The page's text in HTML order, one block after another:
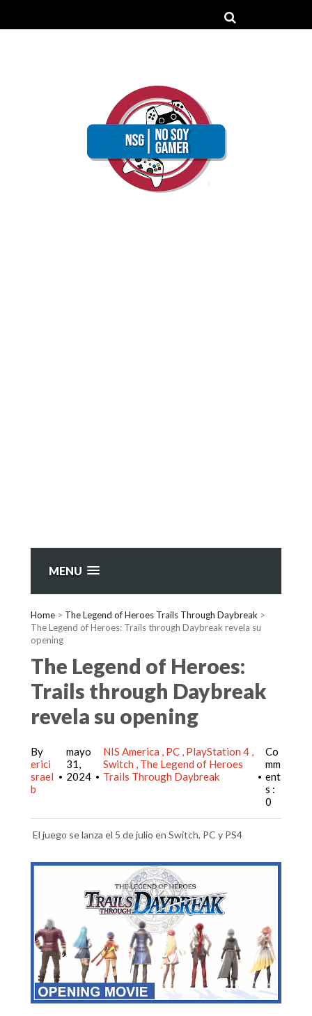
MENU
Home > The Legend of Heroes Trails Through Daybreak >
The Legend of Heroes: Trails through Daybreak revela su
opening
The Legend of Heroes:
Trails through Daybreak
revela su opening
By
erici
srael
b
•
mayo
31,
2024 •
NIS America PC PlayStation 4
Switch
The Legend of Heroes
Trails Through Daybreak
•
Co
mm
ent
s :
0
El juego se lanza el 5 de julio en Switch, PC y PS4